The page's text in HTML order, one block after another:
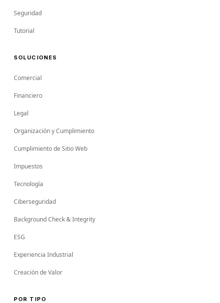
Seguridad
Tutorial
SOLUCIONES
Comercial
Financiero
Legal
Organización y Cumplimiento
Cumplimiento de Sitio Web
Impuestos
Tecnología
Ciberseguridad
Background Check & Integrity
ESG
Experiencia Industrial
Creación de Valor
POR TIPO